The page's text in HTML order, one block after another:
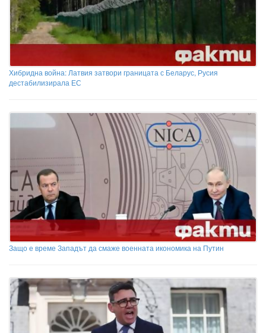
Хибридна война: Латвия затвори границата с Беларус, Русия
дестабилизирала ЕС
Защо е време Западът да смаже военната икономика на Путин